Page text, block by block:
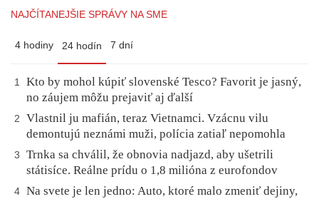
NAJČÍTANEJŠIE SPRÁVY NA SME
4 hodiny 24 hodín 7 dní
1
Kto by mohol kúpiť slovenské Tesco? Favorit je jasný,
no záujem môžu prejaviť aj ďalší
2
Vlastnil ju mafián, teraz Vietnamci. Vzácnu vilu
demontujú neznámi muži, polícia zatiaľ nepomohla
3
Trnka sa chválil, že obnovia nadjazd, aby ušetrili
státisíce. Reálne prídu o 1,8 milióna z eurofondov
4 Na svete je len jedno: Auto, ktoré malo zmeniť dejiny,